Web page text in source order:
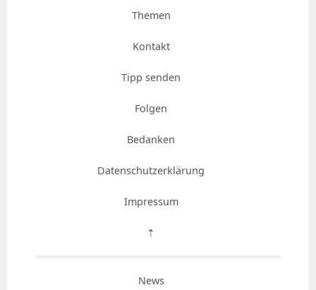
Themen
Kontakt
Tipp senden
Folgen
Bedanken
Datenschutzerklärung
Impressum
⇡
News